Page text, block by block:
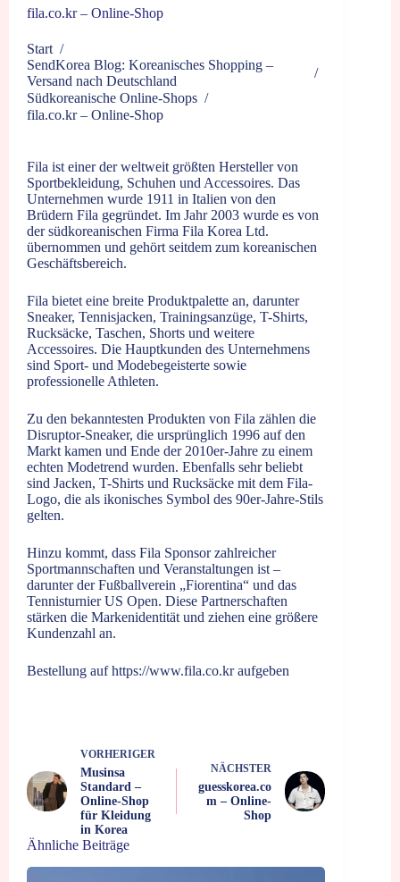
fila.co.kr – Online-Shop
Start /
SendKorea Blog: Koreanisches Shopping –
Versand nach Deutschland
/
Südkoreanische Online-Shops /
fila.co.kr – Online-Shop
Fila ist einer der weltweit größten Hersteller von
Sportbekleidung, Schuhen und Accessoires. Das
Unternehmen wurde 1911 in Italien von den
Brüdern Fila gegründet. Im Jahr 2003 wurde es von
der südkoreanischen Firma Fila Korea Ltd.
übernommen und gehört seitdem zum koreanischen
Geschäftsbereich.
Fila bietet eine breite Produktpalette an, darunter
Sneaker, Tennisjacken, Trainingsanzüge, T-Shirts,
Rucksäcke, Taschen, Shorts und weitere
Accessoires. Die Hauptkunden des Unternehmens
sind Sport- und Modebegeisterte sowie
professionelle Athleten.
Zu den bekanntesten Produkten von Fila zählen die
Disruptor-Sneaker, die ursprünglich 1996 auf den
Markt kamen und Ende der 2010er-Jahre zu einem
echten Modetrend wurden. Ebenfalls sehr beliebt
sind Jacken, T-Shirts und Rucksäcke mit dem Fila-
Logo, die als ikonisches Symbol des 90er-Jahre-Stils
gelten.
Hinzu kommt, dass Fila Sponsor zahlreicher
Sportmannschaften und Veranstaltungen ist –
darunter der Fußballverein „Fiorentina“ und das
Tennisturnier US Open. Diese Partnerschaften
stärken die Markenidentität und ziehen eine größere
Kundenzahl an.
Bestellung aufhttps://www.fila.co.kraufgeben
VORHERIGER
Musinsa
Standard –
Online-Shop
für Kleidung
in Korea
NÄCHSTER
guesskorea.co
m – Online-
Shop
Ähnliche Beiträge